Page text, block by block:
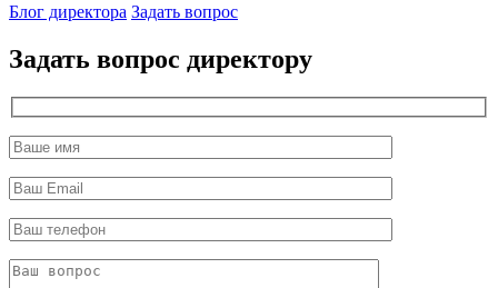
Блог директора Задать вопрос
Задать вопрос директору